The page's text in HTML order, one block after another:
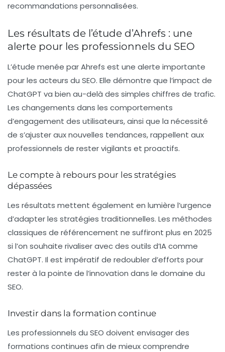
recommandations personnalisées.
Les résultats de l’étude d’Ahrefs : une
alerte pour les professionnels du SEO
L’étude menée par Ahrefs est une alerte importante
pour les acteurs du SEO. Elle démontre que l’impact de
ChatGPT va bien au-delà des simples chiffres de trafic.
Les changements dans les comportements
d’engagement des utilisateurs, ainsi que la nécessité
de s’ajuster aux nouvelles tendances, rappellent aux
professionnels de rester vigilants et proactifs.
Le compte à rebours pour les stratégies
dépassées
Les résultats mettent également en lumière l’urgence
d’adapter les stratégies traditionnelles. Les méthodes
classiques de référencement ne suffiront plus en 2025
si l’on souhaite rivaliser avec des outils d’IA comme
ChatGPT. Il est impératif de redoubler d’efforts pour
rester à la pointe de l’innovation dans le domaine du
SEO.
Investir dans la formation continue
Les professionnels du SEO doivent envisager des
formations continues afin de mieux comprendre